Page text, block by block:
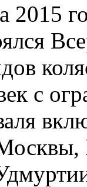
2015
с